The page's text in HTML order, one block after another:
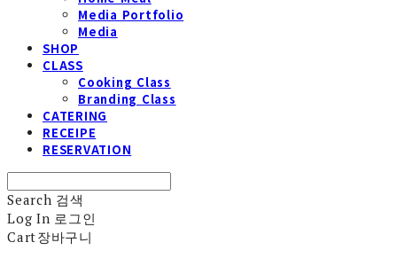
Media Portfolio
Media
SHOP
CLASS
Cooking Class
Branding Class
CATERING
RECEIPE
RESERVATION
Search 검색
Log In 로그인
Cart장바구니